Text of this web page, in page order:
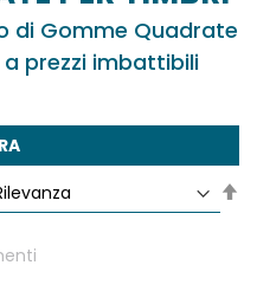
di Gomme Quadrate
prezzi imbattibili